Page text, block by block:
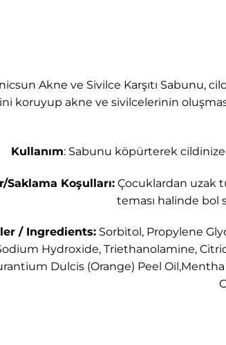
Akne ve Sivilce Karşıtı Sabunu,
koruyup akne ve sivilcelerinin
Kullanım: Sabunu köpürterek cildinize
Saklama Koşulları:Çocuklardan uzak
teması halinde bol
/ Ingredients: Sorbitol, Propylene
Hydroxide, Triethanolamine,
Dulcis (Orange) Peel